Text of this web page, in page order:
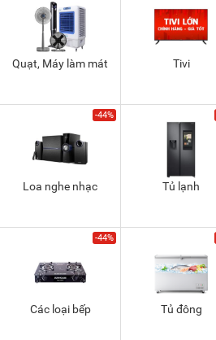
Quạt, Máy làm mát Tivi
-44%
Loa nghe nhạc Tủ lạnh
-44%
Các loại bếp Tủ đông